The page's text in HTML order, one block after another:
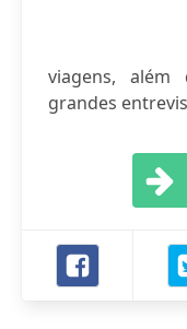
viagens,
grandes